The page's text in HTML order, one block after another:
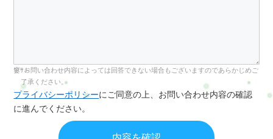
お問い合わせ内容によっては回答できない場合もございますのであらかじめご
了承ください。
プライバシーポリシーにご同意の上、お問い合わせ内容の確認
に進んでください。